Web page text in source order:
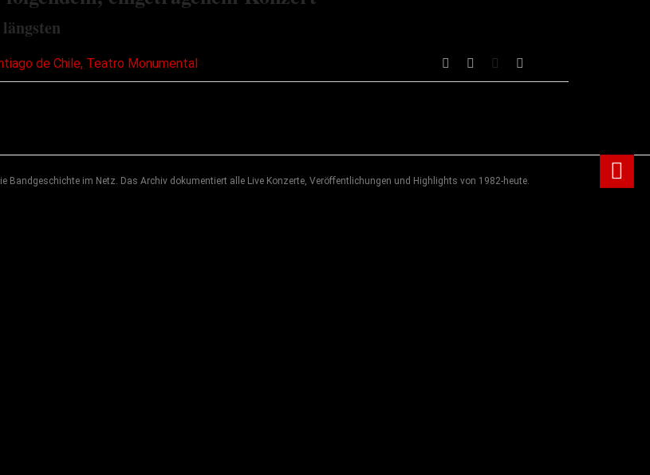
de Chile, Teatro Monumental
Bandgeschichte im Netz. Das Archiv dokumentiert alle Live Konzerte, Veröffentlichungen und Highlights von 1982-heute.